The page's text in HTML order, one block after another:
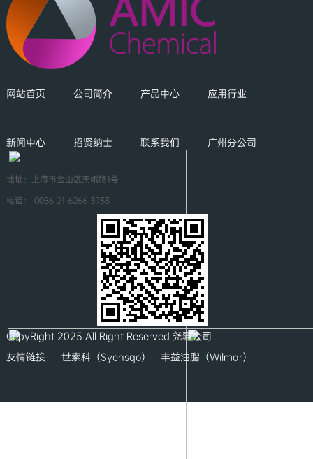
网站首页 公司简介 产品中心 应用行业
新闻中心 招贤纳士 联系我们 广州分公司
地址：上海市金山区天峨路1号
电话： 0086 21 6266 3933
CopyRight 2025 All Right Reserved 尧疆公司
友情链接：
世索科（Syensqo） 丰益油脂（Wilmar）